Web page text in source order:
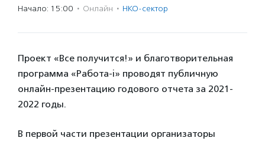
Начало: 15:00 · Онлайн · НКО-сектор
Проект «Все получится!» и благотворительная
программа «Работа-i» проводят публичную
онлайн-презентацию годового отчета за 2021-
2022 годы.
В первой части презентации организаторы